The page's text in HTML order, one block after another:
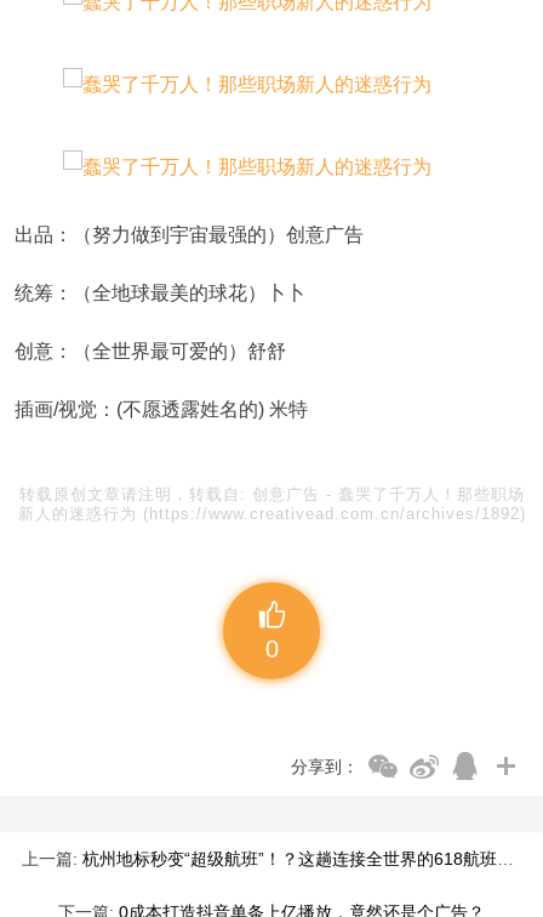
出品：（努力做到宇宙最强的）创意广告
统筹：（全地球最美的球花）卜卜
创意：（全世界最可爱的）舒舒
插画/视觉：(不愿透露姓名的) 米特
转载原创文章请注明，转载自: 创意广告 - 蠢哭了千万人！那些职场
新人的迷惑行为 (https://www.creativead.com.cn/archives/1892)
0
分享到：
上一篇: 杭州地标秒变“超级航班”！？这趟连接全世界的618航班刷屏了！
下一篇: 0成本打造抖音单条上亿播放，竟然还是个广告？